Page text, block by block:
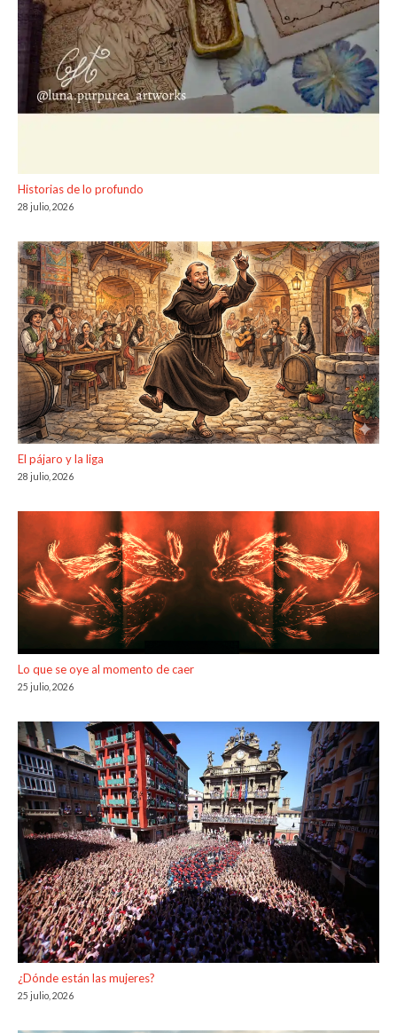
Historias de lo profundo
28 julio, 2026
El pájaro y la liga
28 julio, 2026
Lo que se oye al momento de caer
25 julio, 2026
¿Dónde están las mujeres?
25 julio, 2026